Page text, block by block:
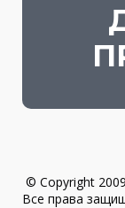
© Copyright
Все права